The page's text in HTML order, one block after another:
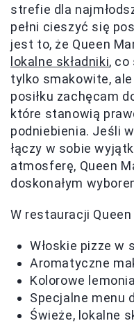
strefie dla
pełni cieszyć się
jest to, że Queen
lokalne składniki, co
tylko smakowite,
posiłku zachęcam
które stanowią
podniebienia. Jeśli
łączy w sobie
atmosferę, Queen
doskonałym
W restauracji
Włoskie pizze w
Aromatyczne
Kolorowe
Specjalne menu
Świeże, lokalne